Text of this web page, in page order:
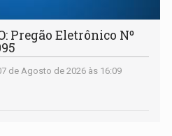
Pregão Eletrônico Nº
de Agosto de 2026 às 16:09